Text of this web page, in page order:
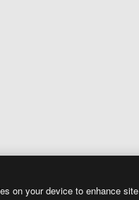
on your device to enhance site